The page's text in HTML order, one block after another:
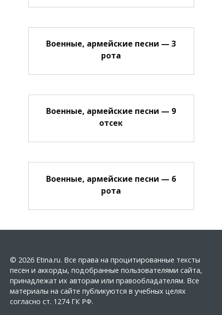
Военные, армейские песни — 3
рота
Военные, армейские песни — 9
отсек
Военные, армейские песни — 6
рота
© 2026 Etina.ru. Все права на процитированные тексты
песен и аккорды, подобранные пользователями сайта,
принадлежат их авторам или правообладателям. Все
материалы на сайте публикуются в учебных целях
согласно ст. 1274 ГК РФ.